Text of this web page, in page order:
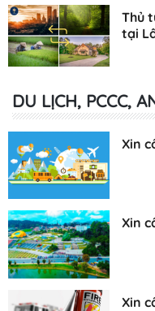
Thủ
tại
DU LỊCH, PCCC,
Xin
Xin
Xin